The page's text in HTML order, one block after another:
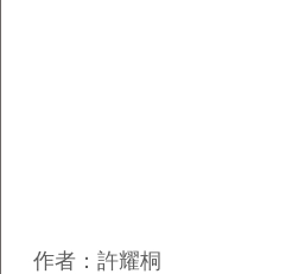
作者：許耀桐